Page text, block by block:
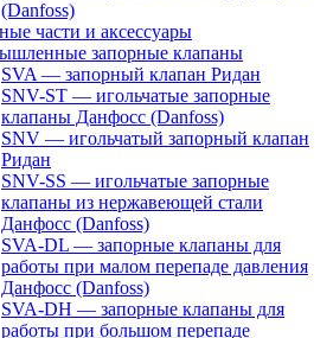
(Danfoss)
части и аксессуары
запорные клапаны
SVA — запорный клапан Ридан
SNV-ST — игольчатые запорные
клапаны Данфосс (Danfoss)
SNV — игольчатый запорный клапан
Ридан
SNV-SS — игольчатые запорные
клапаны из нержавеющей стали
Данфосс (Danfoss)
SVA-DL — запорные клапаны для
работы при малом перепаде давления
Данфосс (Danfoss)
SVA-DH — запорные клапаны для
работы при большом перепаде